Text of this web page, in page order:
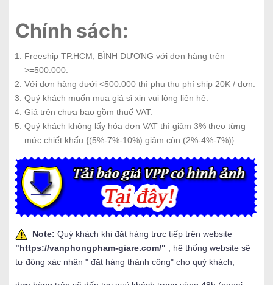
Chính sách:
Freeship TP.HCM, BÌNH DƯƠNG với đơn hàng trên
>=500.000.
Với đơn hàng dưới <500.000 thì phụ thu phí ship 20K / đơn.
Quý khách muốn mua giá sỉ xin vui lòng liên hệ.
Giá trên chưa bao gồm thuế VAT.
Quý khách không lấy hóa đơn VAT thì giảm 3% theo từng
mức chiết khấu {(5%-7%-10%) giảm còn (2%-4%-7%)}.
Note: Quý khách khi đặt hàng trực tiếp trên website
"https://vanphongpham-giare.com/"
, hệ thống website sẽ
tự động xác nhận " đặt hàng thành công" cho quý khách,